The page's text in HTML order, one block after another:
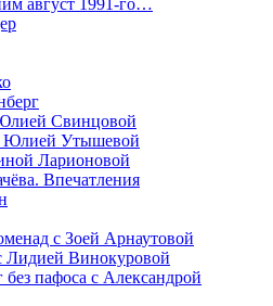
август 1991-го…
Свинцовой
Юлией Утышевой
Ларионовой
Впечатления
с Зоей Арнаутовой
Лидией Винокуровой
пафоса с Александрой